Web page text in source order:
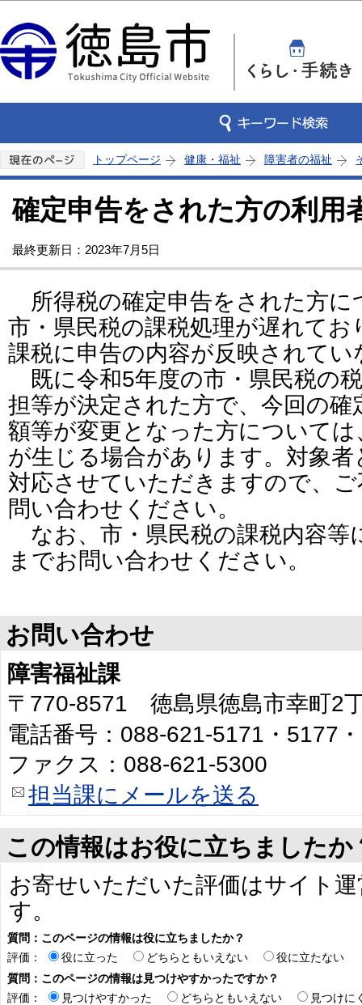
トップページ 健康・福祉 障害者の福祉
確定申告をされた方の利用
最終更新日：2023年7月5日
所得税の確定申告をされた方に
市・県民税の課税処理が遅れてお
課税に申告の内容が反映されて
既に令和5年度の市・県民税の
担等が決定された方で、今回の確
額等が変更となった方について
が生じる場合があります。対象
対応させていただきますので、
問い合わせください。
なお、市・県民税の課税内容等
までお問い合わせください。
お問い合わせ
障害福祉課
〒770-8571 徳島県徳島市幸町2
電話番号：088-621-5171・5177
ファクス：088-621-5300
担当課にメールを送る
この情報はお役に立ちましたか
お寄せいただいた評価はサイト
す。
質問：このページの情報は役に立ちましたか？
評価：
役に立った どちらともいえない
役に立たない
質問：このページの情報は見つけやすかったですか？
評価：
見つけやすかった どちらともいえない 見つけに